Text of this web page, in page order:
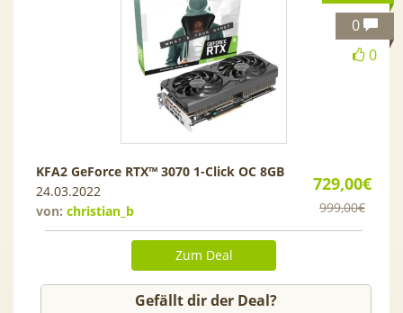
0
0
729,00€
999,00€
KFA2 GeForce RTX™ 3070 1-Click OC 8GB
24.03.2022
von: christian_b
Zum Deal
Gefällt dir der Deal?